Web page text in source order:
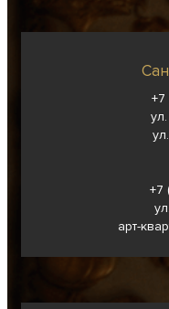
+7
+7
арт-